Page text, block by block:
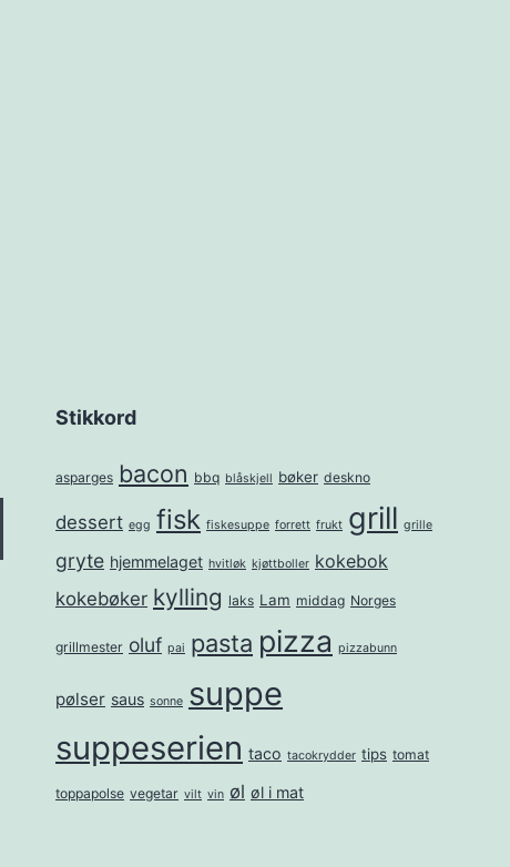
Stikkord
asparges bacon bbq blåskjell bøker deskno
dessert egg fisk fiskesuppe forrett frukt grill grille
gryte hjemmelaget hvitløk kjøttboller kokebok
kokebøker kylling laks Lam middag Norges
grillmester oluf pai pasta pizza pizzabunn
pølser saus sonne suppe
suppeserien taco tacokrydder tips tomat
toppapolse vegetar vilt vin øl øl i mat